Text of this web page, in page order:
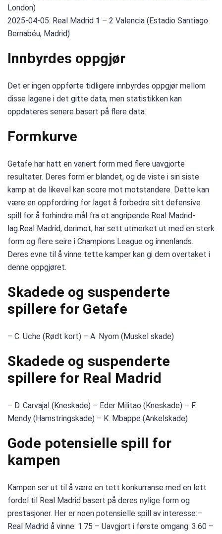
London)
2025-04-05: Real Madrid 1 – 2 Valencia (Estadio Santiago
Bernabéu, Madrid)
Innbyrdes oppgjør
Det er ingen oppførte tidligere innbyrdes oppgjør mellom
disse lagene i det gitte data, men statistikken kan
oppdateres senere basert på flere data.
Formkurve
Getafe har hatt en variert form med flere uavgjorte
resultater. Deres form er blandet, og de viste i sin siste
kamp at de likevel kan score mot motstandere. Dette kan
være en oppfordring for laget å forbedre sitt defensive
spill for å forhindre mål fra et angripende Real Madrid-
lag.Real Madrid, derimot, har sett utmerket ut med en sterk
form og flere seire i Champions League og innenlands.
Deres evne til å vinne tette kamper kan gi dem overtaket i
denne oppgjøret.
Skadede og suspenderte
spillere for Getafe
– C. Uche (Rødt kort) – A. Nyom (Muskel skade)
Skadede og suspenderte
spillere for Real Madrid
– D. Carvajal (Kneskade) – Eder Militao (Kneskade) – F.
Mendy (Hamstringskade) – K. Mbappe (Ankelskade)
Gode ​​potensielle spill for
kampen
Kampen ser ut til å være en tett konkurranse med en lett
fordel til Real Madrid basert på deres nylige form og
prestasjoner. Her er noen potensielle spill av interesse:–
Real Madrid å vinne: 1.75 – Uavgjort i første omgang: 3.60 –